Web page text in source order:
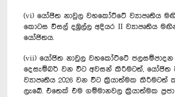
(vi) යෝජිත නාවුල වහකෝට්ටේ ව්‍යාපෘතිය
කොටස විසල් දඹුල්ල අදියර II ව්‍යාපෘතිය
යෝජිතය.
(vii) යෝජිත නාවුල වහකෝට්ටේ ජලසම්පාදන
දෙසැම්බර් වන විට අවසන් කිරීමටත්, යෝජිත
ව්‍යාපෘතිය 2026 වන විට ක්‍රියාත්මක
ලැබේ. එතෙක් එම ගම්මානවල ක්‍රියාත්මක